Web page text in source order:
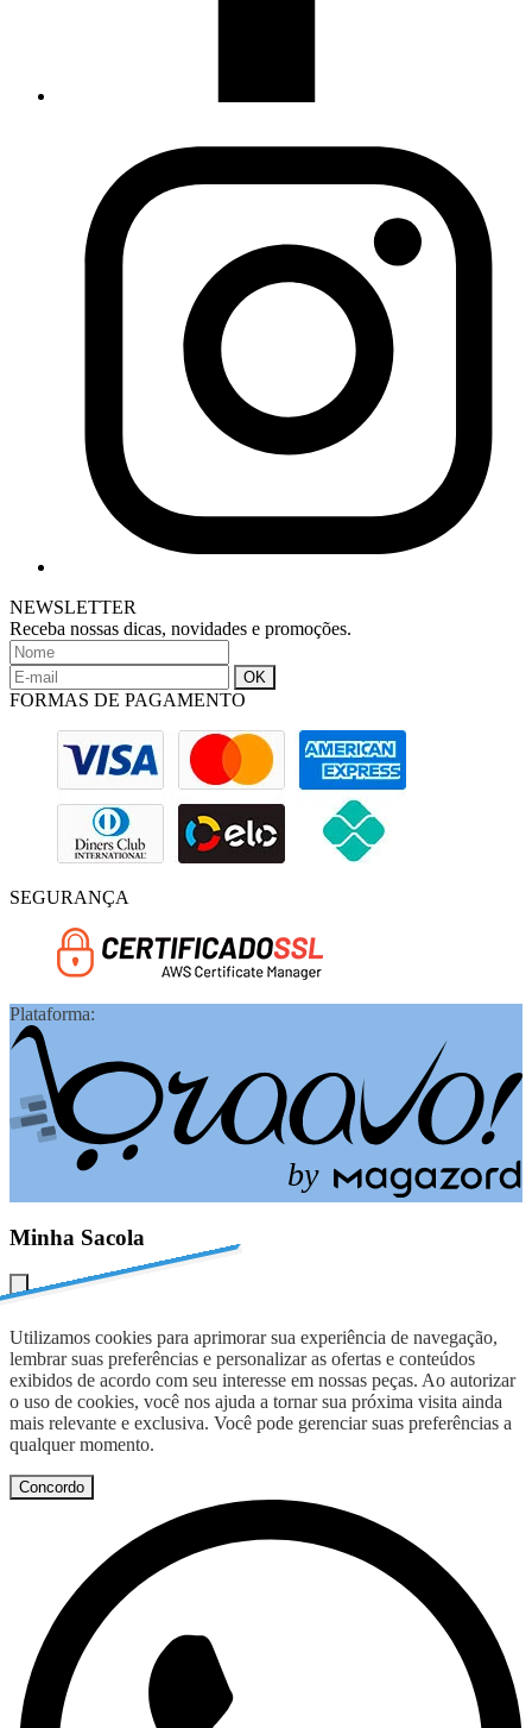
NEWSLETTER
Receba nossas dicas, novidades e promoções.
FORMAS DE PAGAMENTO
SEGURANÇA
Plataforma:
by
Minha Sacola
Utilizamos cookies para aprimorar sua experiência de navegação,
lembrar suas preferências e personalizar as ofertas e conteúdos
exibidos de acordo com seu interesse em nossas peças. Ao autorizar
o uso de cookies, você nos ajuda a tornar sua próxima visita ainda
mais relevante e exclusiva. Você pode gerenciar suas preferências a
qualquer momento.
Concordo